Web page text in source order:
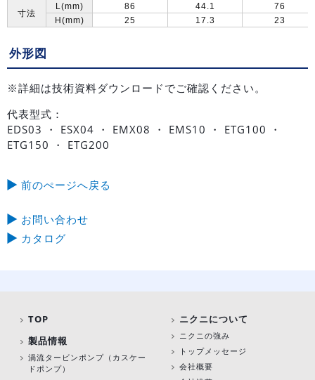
寸法
L(mm) 86 44.1
76
H(mm)
25 17.3 23
外形図
※詳細は技術資料ダウンロードでご確認ください。
代表型式：
EDS03 ・ ESX04 ・ EMX08 ・ EMS10 ・ ETG100 ・
ETG150 ・ ETG200
前のぺージへ戻る
お問い合わせ
カタログ
TOP
製品情報
渦流タービンポンプ （カスケー
ドポンプ）
ニクニについて
ニクニの強み
トップメッセージ
会社概要